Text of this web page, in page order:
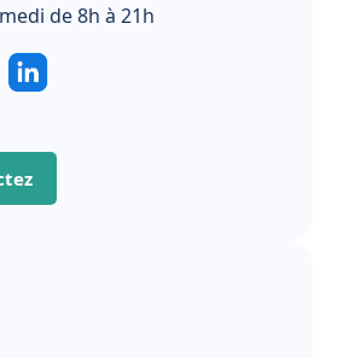
de 8h à 21h